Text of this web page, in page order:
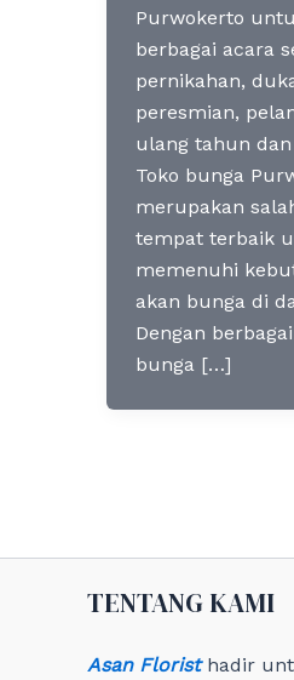
Purwokerto
berbagai acara
pernikahan,
peresmian,
ulang tahun
Toko bunga
merupakan
tempat terbaik
memenuhi
akan bunga di
Dengan
bunga […]
TENTANG KAMI
Asan Floristhadir